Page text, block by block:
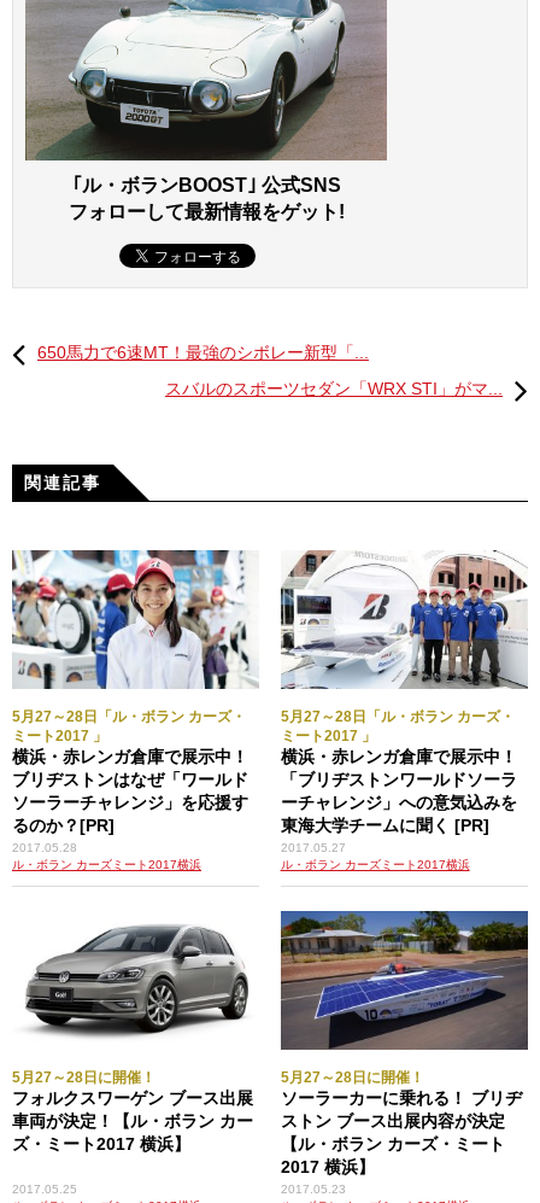
レクサスLFA
アストン・マーティンV12バンキッシュ
アストン・マーティン バンキッシュＳ
● 28日（日）
｢ル・ボランBOOST｣ 公式SNS
フォローして最新情報をゲット!
650馬力で6速MT！最強のシボレー新型「...
スバルのスポーツセダン「WRX STI」がマ...
関連記事
5月27～28日「ル・ボラン カーズ・
ミート2017 」
横浜・赤レンガ倉庫で展示中！
ブリヂストンはなぜ「ワールド
ソーラーチャレンジ」を応援す
るのか？[PR]
2017.05.28
ル・ボラン カーズミート2017横浜
5月27～28日「ル・ボラン カーズ・
ミート2017 」
横浜・赤レンガ倉庫で展示中！
「ブリヂストンワールドソーラ
ーチャレンジ」への意気込みを
東海大学チームに聞く [PR]
2017.05.27
ル・ボラン カーズミート2017横浜
5月27～28日に開催！
フォルクスワーゲン ブース出展
車両が決定！【ル・ボラン カー
ズ・ミート2017 横浜】
2017.05.25
5月27～28日に開催！
ソーラーカーに乗れる！ ブリヂ
ストン ブース出展内容が決定
【ル・ボラン カーズ・ミート
2017 横浜】
2017.05.23